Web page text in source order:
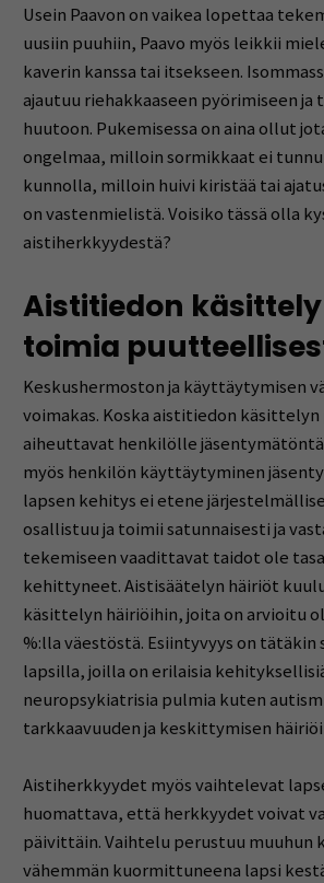
Usein Paavon on vaikea lopettaa
uusiin puuhiin, Paavo myös leikkii
kaverin kanssa tai itsekseen.
ajautuu riehakkaaseen pyörimiseen ja
huutoon. Pukemisessa on aina ollut
ongelmaa, milloin sormikkaat ei
kunnolla, milloin huivi kiristää tai
on vastenmielistä. Voisiko tässä olla
aistiherkkyydestä?
Aistitiedon
toimia
Keskushermoston ja käyttäytymisen
voimakas. Koska aistitiedon
aiheuttavat henkilölle
myös henkilön käyttäytyminen
lapsen kehitys ei etene
osallistuu ja toimii satunnaisesti ja
tekemiseen vaadittavat taidot ole
kehittyneet. Aistisäätelyn häiriöt
käsittelyn häiriöihin, joita on arvioitu
%:lla väestöstä. Esiintyvyys on tätäkin
lapsilla, joilla on erilaisia
neuropsykiatrisia pulmia kuten
tarkkaavuuden ja keskittymisen
Aistiherkkyydet myös vaihtelevat
huomattava, että herkkyydet voivat
päivittäin. Vaihtelu perustuu muuhun
vähemmän kuormittuneena lapsi